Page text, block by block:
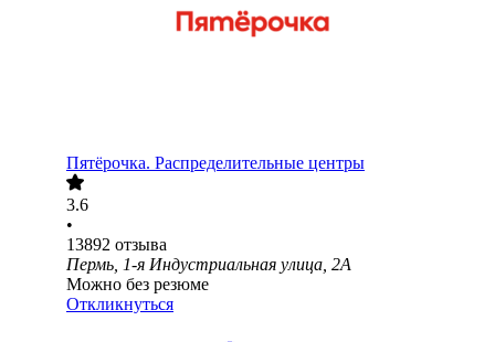
Пятёрочка. Распределительные центры
3.6
•
13892 отзыва
Пермь, 1-я Индустриальная улица, 2А
Можно без резюме
Откликнуться